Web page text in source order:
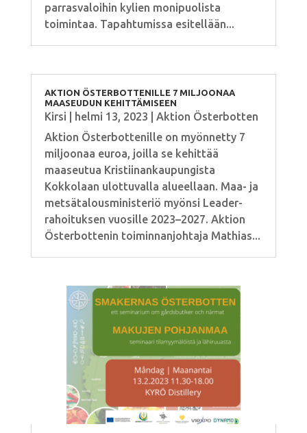
parrasvaloihin kylien monipuolista
toimintaa. Tapahtumissa esitellään...
AKTION ÖSTERBOTTENILLE 7 MILJOONAA
MAASEUDUN KEHITTÄMISEEN
Kirsi helmi 13, 2023
Aktion Österbotten
Aktion Österbottenille on myönnetty 7
miljoonaa euroa, joilla se kehittää
maaseutua Kristiinankaupungista
Kokkolaan ulottuvalla alueellaan. Maa- ja
metsätalousministeriö myönsi Leader-
rahoituksen vuosille 2023–2027. Aktion
Österbottenin toiminnanjohtaja Mathias...